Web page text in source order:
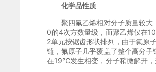
化学品性质
聚四氟乙烯相对分子质量较
0的4次方数量级，而聚乙烯仅在
2单元按锯齿形状排列，由于氟原
链，氟原子几乎覆盖了整个高分
在19℃发生相变，分子稍微解开，